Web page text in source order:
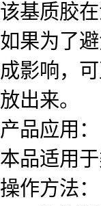
该基质胶
如果为了
成影响，
放出来。
产品应用：
本品适用
操作方法：